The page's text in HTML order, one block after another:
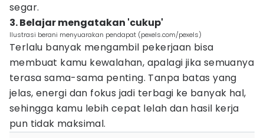
segar.
3. Belajar mengatakan 'cukup'
Ilustrasi berani menyuarakan pendapat (pexels.com/pexels)
Terlalu banyak mengambil pekerjaan bisa
membuat kamu kewalahan, apalagi jika semuanya
terasa sama-sama penting. Tanpa batas yang
jelas, energi dan fokus jadi terbagi ke banyak hal,
sehingga kamu lebih cepat lelah dan hasil kerja
pun tidak maksimal.